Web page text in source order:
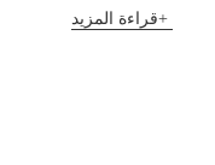
قراءة المزيد